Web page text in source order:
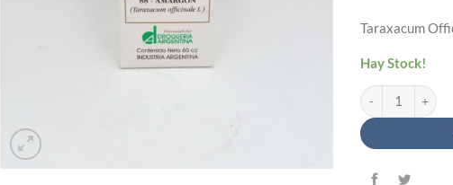
Taraxacum
Hay Stock!
Tintura Madre